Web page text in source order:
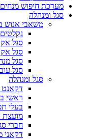
מערכת חיפוש
סגל ומנהלה
משאבי אנוש
סגל
סגל
סגל
סגל
סגל ומנהלה
דקאנט
ראשי
בעלי
מועצת
חברי
דקאני